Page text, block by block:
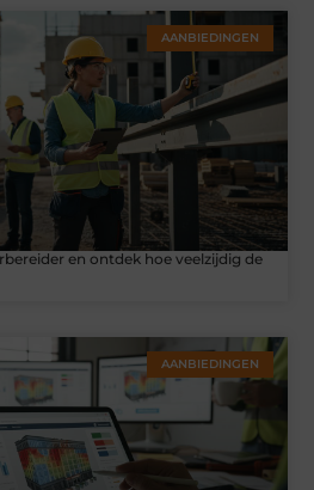
AANBIEDINGEN
en ontdek hoe veelzijdig de
AANBIEDINGEN